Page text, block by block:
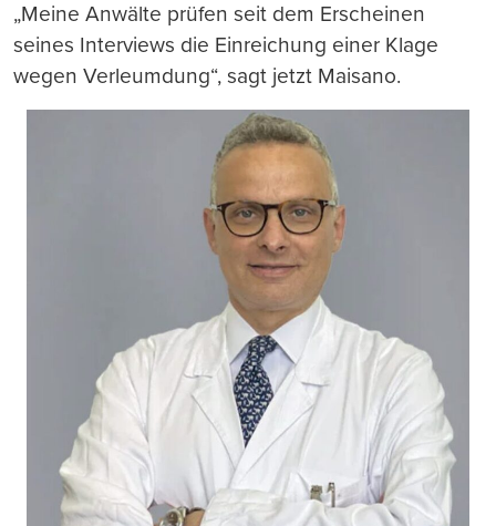
„Meine Anwälte prüfen seit dem Erscheinen
seines Interviews die Einreichung einer Klage
wegen Verleumdung“, sagt jetzt Maisano.